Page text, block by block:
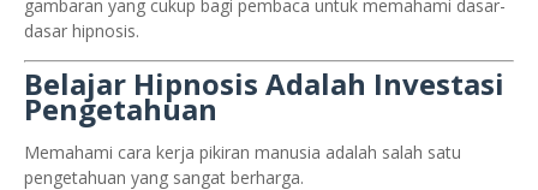
gambaran yang cukup bagi pembaca untuk memahami dasar-
dasar hipnosis.
Belajar Hipnosis Adalah Investasi
Pengetahuan
Memahami cara kerja pikiran manusia adalah salah satu
pengetahuan yang sangat berharga.